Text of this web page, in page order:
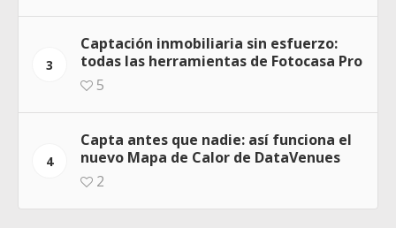
3
Captación inmobiliaria sin esfuerzo:
todas las herramientas de Fotocasa Pro
5
4
Capta antes que nadie: así funciona el
nuevo Mapa de Calor de DataVenues
2